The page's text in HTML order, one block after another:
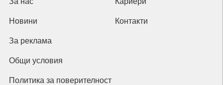
Новини Контакти
За реклама
Общи условия
Политика за поверителност